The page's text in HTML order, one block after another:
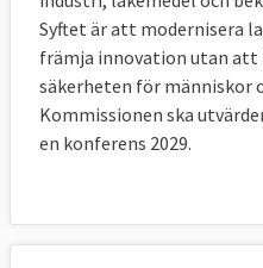
Syftet är att modernisera
främja innovation utan att
säkerheten för människor
Kommissionen ska
en konferens 2029.